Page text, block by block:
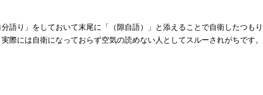
語り」をしておいて末尾に「（隙自語）」と添えることで自衛したつもり
際には自衛になっておらず空気の読めない人としてスルーされがちです。